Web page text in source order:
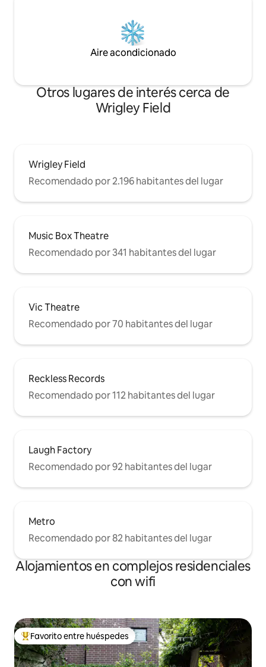
Aire acondicionado
Otros lugares de interés cerca de
Wrigley Field
Wrigley Field
Recomendado por 2.196 habitantes del lugar
Music Box Theatre
Recomendado por 341 habitantes del lugar
Vic Theatre
Recomendado por 70 habitantes del lugar
Reckless Records
Recomendado por 112 habitantes del lugar
Laugh Factory
Recomendado por 92 habitantes del lugar
Metro
Recomendado por 82 habitantes del lugar
Alojamientos en complejos residenciales
con wifi
Favorito entre los huéspedes más destacados
Favorito entre huéspedes